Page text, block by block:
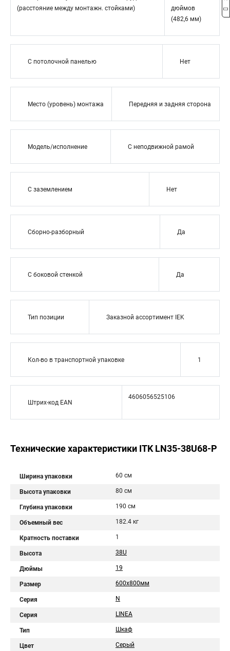
(расстояние между монтажн. стойками)
дюймов
(482,6 мм)
С потолочной панелью Нет
Место (уровень) монтажа Передняя и задняя сторона
Модель/исполнение С неподвижной рамой
С заземлением Нет
Сборно-разборный Да
С боковой стенкой Да
Тип позиции Заказной ассортимент IEK
Кол-во в транспортной упаковке 1
Штрих-код EAN
4606056525106
Технические характеристики ITK LN35-38U68-P
Ширина упаковки 60 см
Высота упаковки 80 см
Глубина упаковки 190 см
Объемный вес 182.4 кг
Кратность поставки 1
Высота 38U
Дюймы 19
Размер 600х800мм
Серия N
Серия LINEA
Тип Шкаф
Цвет Серый